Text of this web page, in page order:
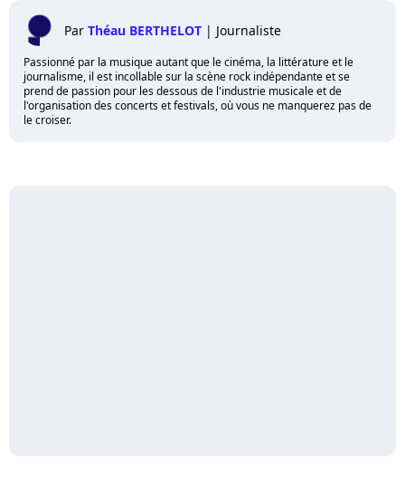
Par Théau BERTHELOT | Journaliste
Passionné par la musique autant que le cinéma, la littérature et le
journalisme, il est incollable sur la scène rock indépendante et se
prend de passion pour les dessous de l'industrie musicale et de
l'organisation des concerts et festivals, où vous ne manquerez pas de
le croiser.